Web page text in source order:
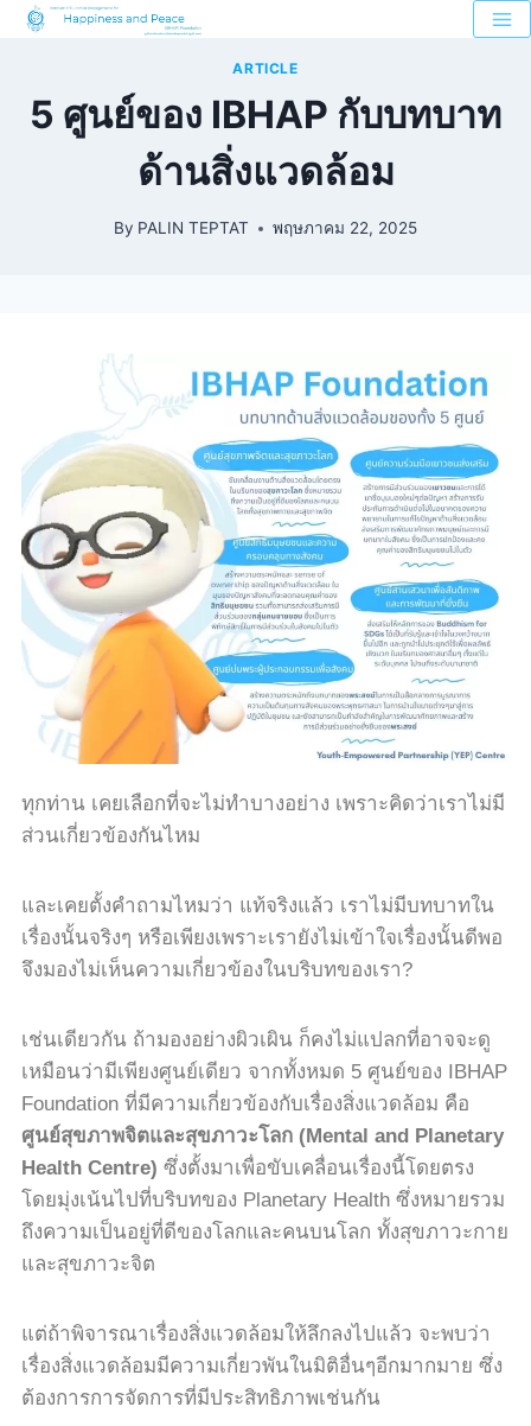
ARTICLE
5 ศูนย์ของ IBHAP กับบทบาท
ด้านสิ่งแวดล้อม
By PALIN TEPTAT พฤษภาคม 22, 2025
ทุกท่าน เคยเลือกที่จะไม่ทำบางอย่าง เพราะคิดว่าเราไม่มี
ส่วนเกี่ยวข้องกันไหม
และเคยตั้งคำถามไหมว่า แท้จริงแล้ว เราไม่มีบทบาทใน
เรื่องนั้นจริงๆ หรือเพียงเพราะเรายังไม่เข้าใจเรื่องนั้นดีพอ
จึงมองไม่เห็นความเกี่ยวข้องในบริบทของเรา?
เช่นเดียวกัน ถ้ามองอย่างผิวเผิน ก็คงไม่แปลกที่อาจจะดู
เหมือนว่ามีเพียงศูนย์เดียว จากทั้งหมด 5 ศูนย์ของ IBHAP
Foundation ที่มีความเกี่ยวข้องกับเรื่องสิ่งแวดล้อม คือ
ศูนย์สุขภาพจิตและสุขภาวะโลก (Mental and Planetary
Health Centre) ซึ่งตั้งมาเพื่อขับเคลื่อนเรื่องนี้โดยตรง
โดยมุ่งเน้นไปที่บริบทของ Planetary Health ซึ่งหมายรวม
ถึงความเป็นอยู่ที่ดีของโลกและคนบนโลก ทั้งสุขภาวะกาย
และสุขภาวะจิต
แต่ถ้าพิจารณาเรื่องสิ่งแวดล้อมให้ลึกลงไปแล้ว จะพบว่า
เรื่องสิ่งแวดล้อมมีความเกี่ยวพันในมิติอื่นๆอีกมากมาย ซึ่ง
ต้องการการจัดการที่มีประสิทธิภาพเช่นกัน